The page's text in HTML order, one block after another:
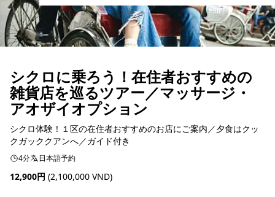
シクロに乗ろう！在住者おすすめの
雑貨店を巡るツアー／マッサージ・
アオザイオプション
シクロ体験！１区の在住者おすすめのお店にご案内／夕食はクッ
クガッククアンへ／ガイド付き
4分 日本語予約
12,900円 (2,100,000 VND)